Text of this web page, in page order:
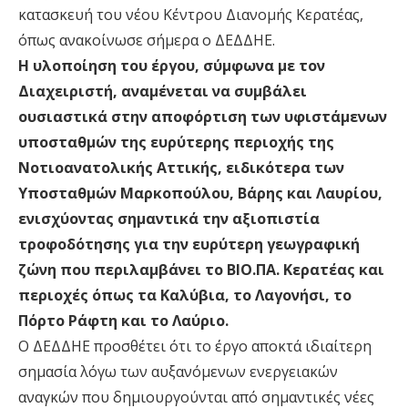
κατασκευή του νέου Κέντρου Διανομής Κερατέας,
όπως ανακοίνωσε σήμερα ο ΔΕΔΔΗΕ.
Η υλοποίηση του έργου, σύμφωνα με τον
Διαχειριστή, αναμένεται να συμβάλει
ουσιαστικά στην αποφόρτιση των υφιστάμενων
υποσταθμών της ευρύτερης περιοχής της
Νοτιοανατολικής Αττικής, ειδικότερα των
Υποσταθμών Μαρκοπούλου, Βάρης και Λαυρίου,
ενισχύοντας σημαντικά την αξιοπιστία
τροφοδότησης για την ευρύτερη γεωγραφική
ζώνη που περιλαμβάνει το ΒΙΟ.ΠΑ. Κερατέας και
περιοχές όπως τα Καλύβια, το Λαγονήσι, το
Πόρτο Ράφτη και το Λαύριο.
Ο ΔΕΔΔΗΕ προσθέτει ότι το έργο αποκτά ιδιαίτερη
σημασία λόγω των αυξανόμενων ενεργειακών
αναγκών που δημιουργούνται από σημαντικές νέες